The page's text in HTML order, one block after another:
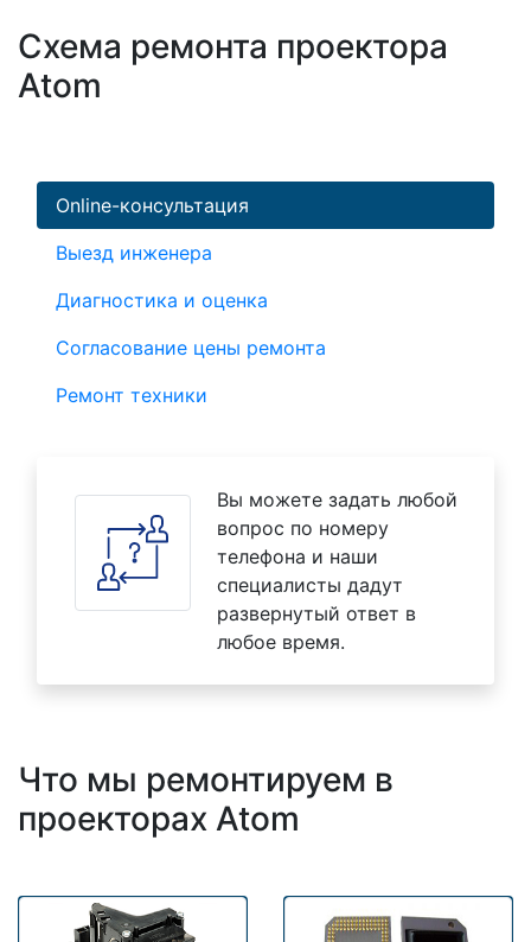
Схема ремонта проектора
Atom
Online-консультация
Выезд инженера
Диагностика и оценка
Согласование цены ремонта
Ремонт техники
Вы можете задать любой
вопрос по номеру
телефона и наши
специалисты дадут
развернутый ответ в
любое время.
Что мы ремонтируем в
проекторах Atom